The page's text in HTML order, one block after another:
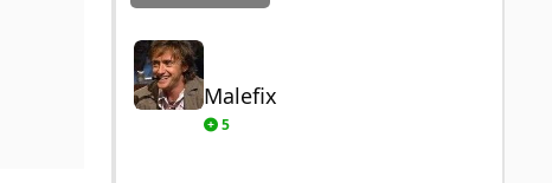
Malefix
5